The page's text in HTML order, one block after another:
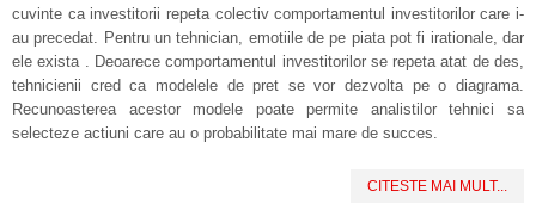
cuvinte ca investitorii repeta colectiv comportamentul investitorilor care i-
au precedat. Pentru un tehnician, emotiile de pe piata pot fi irationale, dar
ele exista . Deoarece comportamentul investitorilor se repeta atat de des,
tehnicienii cred ca modelele de pret se vor dezvolta pe o diagrama.
Recunoasterea acestor modele poate permite analistilor tehnici sa
selecteze actiuni care au o probabilitate mai mare de succes.
CITESTE MAI MULT...